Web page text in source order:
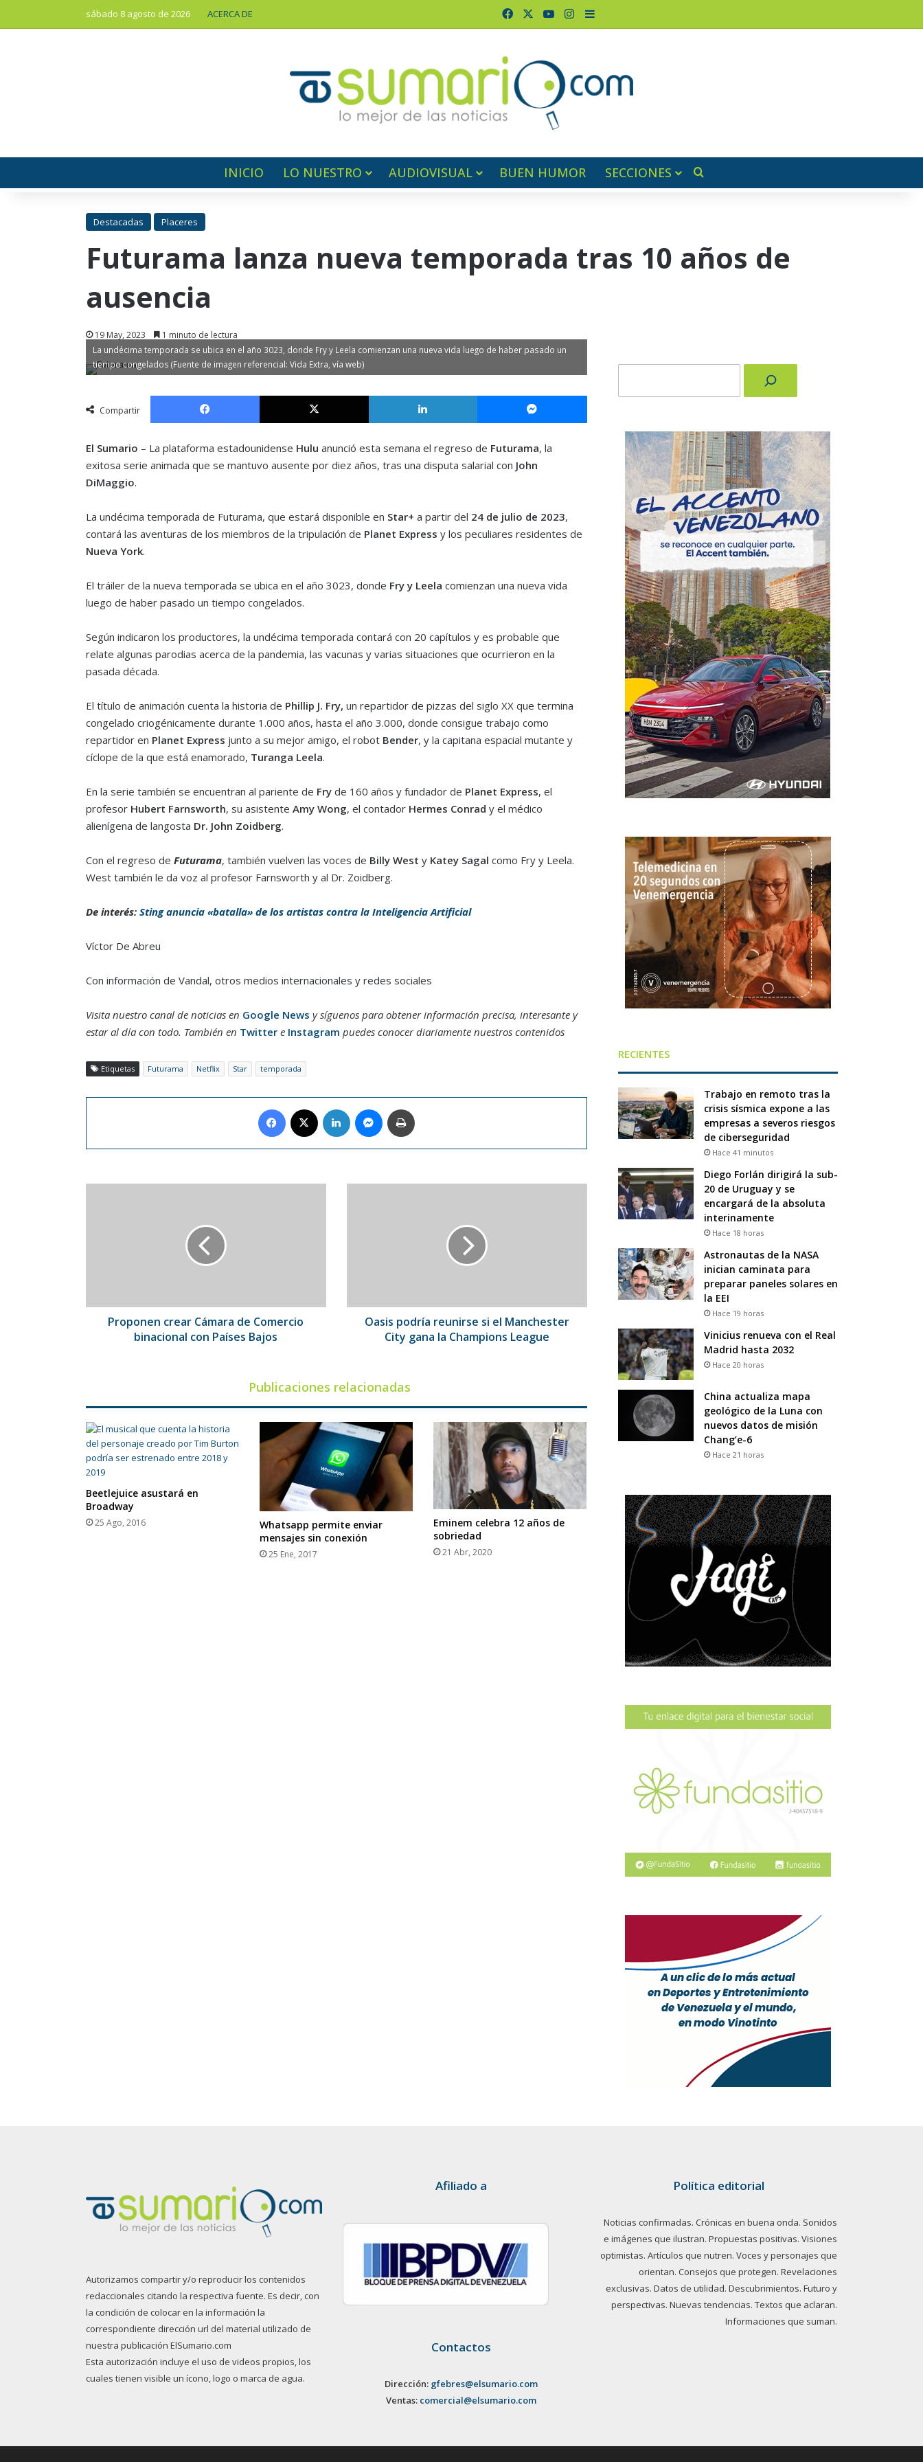
sábado 8 agosto de 2026 ACERCA DE FacebookYouTubeInstagram
Barra lateral
INICIO LO NUESTRO AUDIOVISUAL BUEN HUMOR SECCIONES
Destacadas Placeres
Futurama lanza nueva temporada tras 10 años de
ausencia
19 May, 2023 1 minuto de lectura
La undécima temporada se ubica en el año 3023, donde Fry y Leela comienzan una nueva vida luego de haber pasado un
tiempo congelados (Fuente de imagen referencial: Vida Extra, vía web)
Compartir
Facebook X LinkedIn Messenger
El Sumario – La plataforma estadounidense Hulu anunció esta semana el regreso de Futurama, la
exitosa serie animada que se mantuvo ausente por diez años, tras una disputa salarial con John
DiMaggio.
La undécima temporada de Futurama, que estará disponible en Star+ a partir del 24 de julio de 2023,
contará las aventuras de los miembros de la tripulación de Planet Express y los peculiares residentes de
Nueva York.
El tráiler de la nueva temporada se ubica en el año 3023, donde Fry y Leela comienzan una nueva vida
luego de haber pasado un tiempo congelados.
Según indicaron los productores, la undécima temporada contará con 20 capítulos y es probable que
relate algunas parodias acerca de la pandemia, las vacunas y varias situaciones que ocurrieron en la
pasada década.
El título de animación cuenta la historia de Phillip J. Fry, un repartidor de pizzas del siglo XX que termina
congelado criogénicamente durante 1.000 años, hasta el año 3.000, donde consigue trabajo como
repartidor en Planet Express junto a su mejor amigo, el robot Bender, y la capitana espacial mutante y
cíclope de la que está enamorado, Turanga Leela.
En la serie también se encuentran al pariente de Fryde 160 años y fundador de Planet Express, el
profesor Hubert Farnsworth, su asistente Amy Wong, el contadorHermes Conrad y el médico
alienígena de langosta Dr. John Zoidberg.
Con el regreso de Futurama, también vuelven las voces de Billy West y Katey Sagal como Fry y Leela.
West también le da voz al profesor Farnsworth y al Dr. Zoidberg.
De interés: Sting anuncia «batalla» de los artistas contra la Inteligencia Artificial
Víctor De Abreu
Con información de Vandal, otros medios internacionales y redes sociales
Visita nuestro canal de noticias en Google News y síguenos para obtener información precisa, interesante y
estar al día con todo. También en Twittere Instagram puedes conocer diariamente nuestros contenidos
Etiquetas Futurama Netflix Star temporada
Facebook LinkedIn Messenger
Bajos
Proponen crear Cámara de Comercio
binacional con Países Bajos
la
Champions
Oasis podría reunirse si el Manchester
City gana la Champions League
Publicaciones relacionadas
Beetlejuice asustará en
Broadway
25 Ago, 2016
Whatsapp permite enviar
mensajes sin conexión
25 Ene, 2017
Eminem celebra 12 años de
sobriedad
21 Abr, 2020
RECIENTES
Trabajo en remoto tras la
crisis sísmica expone a las
empresas a severos riesgos
de ciberseguridad
Hace 41 minutos
Diego Forlán dirigirá la sub-
20 de Uruguay y se
encargará de la absoluta
interinamente
Hace 18 horas
Astronautas de la NASA
inician caminata para
preparar paneles solares en
la EEI
Hace 19 horas
Vinicius renueva con el Real
Madrid hasta 2032
Hace 20 horas
China actualiza mapa
geológico de la Luna con
nuevos datos de misión
Chang’e-6
Hace 21 horas
Autorizamos compartir y/o reproducir los contenidos
redaccionales citando la respectiva fuente. Es decir, con
la condición de colocar en la información la
correspondiente dirección url del material utilizado de
nuestra publicación ElSumario.com
Esta autorización incluye el uso de videos propios, los
cuales tienen visible un ícono, logo o marca de agua.
Afiliado a
Contactos
Dirección: gfebres@elsumario.com
Ventas: comercial@elsumario.com
Política editorial
Noticias confirmadas. Crónicas en buena onda. Sonidos
e imágenes que ilustran. Propuestas positivas. Visiones
optimistas. Artículos que nutren. Voces y personajes que
orientan. Consejos que protegen. Revelaciones
exclusivas. Datos de utilidad. Descubrimientos. Futuro y
perspectivas. Nuevas tendencias. Textos que aclaran.
Informaciones que suman.